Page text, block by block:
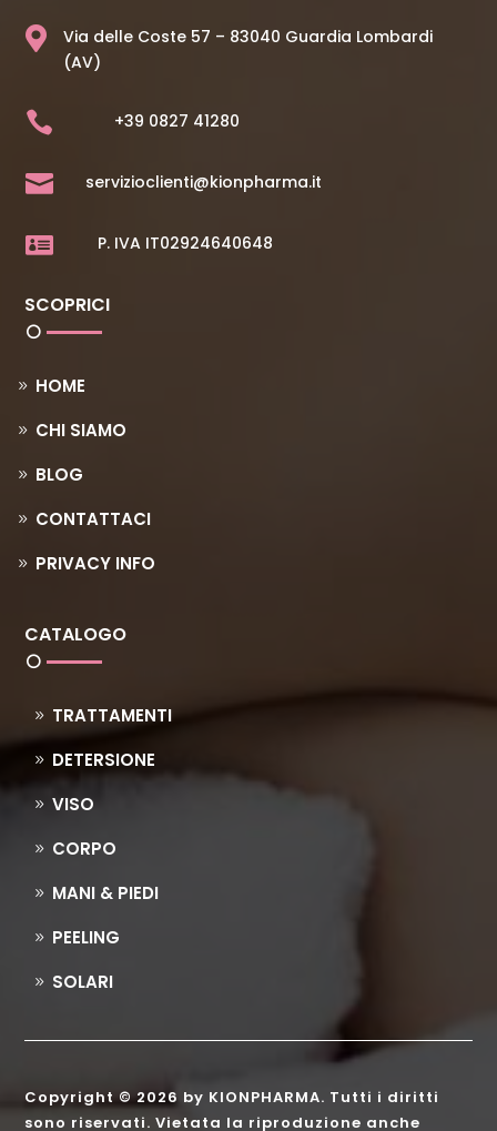

Via delle Coste 57 – 83040 Guardia Lombardi
(AV)
 +39 0827 41280
 servizioclienti@kionpharma.it
 P. IVA IT02924640648
SCOPRICI
HOME
CHI SIAMO
BLOG
CONTATTACI
PRIVACY INFO
CATALOGO
TRATTAMENTI
DETERSIONE
VISO
CORPO
MANI & PIEDI
PEELING
SOLARI
Copyright © 2026 by KIONPHARMA. Tutti i diritti
sono riservati. Vietata la riproduzione anche